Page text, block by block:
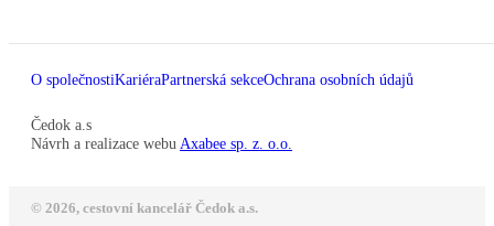
O společnostiKariéraPartnerská sekceOchrana osobních údajů
Čedok a.s
Návrh a realizace webu Axabee sp. z. o.o.
© 2026, cestovní kancelář Čedok a.s.